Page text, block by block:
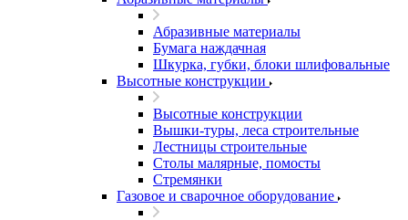
Абразивные материалы
Бумага наждачная
Шкурка, губки, блоки шлифовальные
Высотные конструкции
Высотные конструкции
Вышки-туры, леса строительные
Лестницы строительные
Столы малярные, помосты
Стремянки
Газовое и сварочное оборудование